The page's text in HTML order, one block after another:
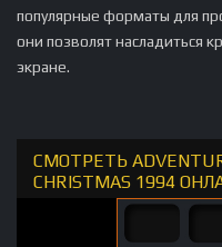
популярные форматы для
они позволят насладиться
экране.
СМОТРЕТЬ
CHRISTMAS 1994